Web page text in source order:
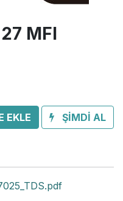
MFI
EKLE ŞİMDİ AL